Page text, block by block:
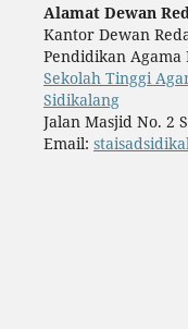
Alamat Dewan
Kantor Dewan
Pendidikan Agama
Sekolah Tinggi
Sidikalang
Jalan Masjid No. 2
Email: